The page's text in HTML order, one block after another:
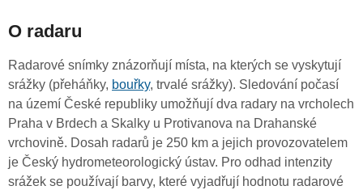
O radaru
Radarové snímky znázorňují místa, na kterých se vyskytují
srážky (přeháňky, bouřky, trvalé srážky). Sledování počasí
na území České republiky umožňují dva radary na vrcholech
Praha v Brdech a Skalky u Protivanova na Drahanské
vrchovině. Dosah radarů je 250 km a jejich provozovatelem
je Český hydrometeorologický ústav. Pro odhad intenzity
srážek se používají barvy, které vyjadřují hodnotu radarové